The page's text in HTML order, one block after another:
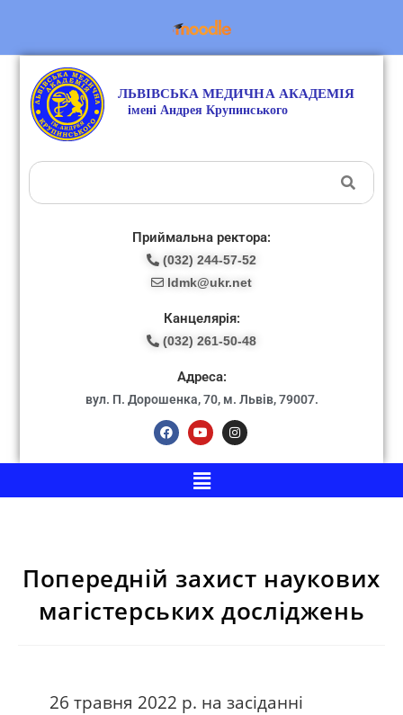
Приймальна ректора:
(032) 244-57-52
ldmk@ukr.net
Канцелярія:
(032) 261-50-48
Адреса:
вул. П. Дорошенка, 70, м. Львів, 79007.
Попередній захист наукових
магістерських досліджень
26 травня 2022 р. на засіданні